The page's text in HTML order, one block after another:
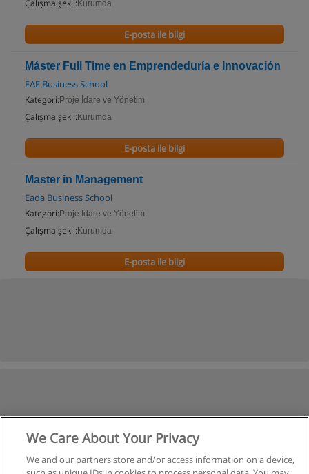
Çalışma şekli: Kurumda
E-posta ile bilgi
Máster Full Time en Emprendeduría e Innovación
EAE Business School
Kategori: Proje İdare ve Yönetim
Çalışma şekli: Kurumda
E-posta ile bilgi
Master in Management
Eada Business School
Kategori: Proje İdare ve Yönetim
Çalışma şekli: Kurumda
E-posta ile bilgi
We Care About Your Privacy
We and our partners store and/or access information on a device,